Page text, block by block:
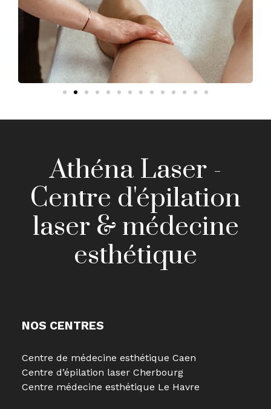
Athéna Laser -
Centre d'épilation
laser & médecine
esthétique
NOS CENTRES
Centre de médecine esthétique Caen
Centre d’épilation laser Cherbourg
Centre médecine esthétique Le Havre